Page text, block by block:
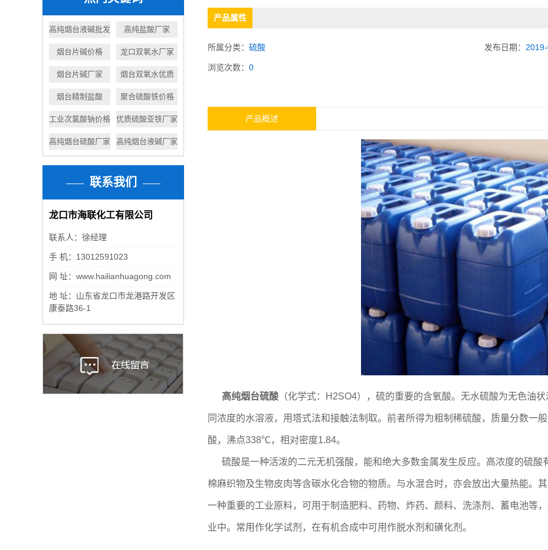
高纯烟台液碱批发 高纯盐酸厂家
烟台片碱价格 龙口双氧水厂家
烟台片碱厂家 烟台双氧水优质
烟台精制盐酸 聚合硫酸铁价格
工业次氯酸钠价格 优质硫酸亚铁厂家
高纯烟台硫酸厂家 高纯烟台液碱厂家
联系我们
龙口市海联化工有限公司
联系人：徐经理
手 机：13012591023
网 址：www.hailianhuagong.com
地 址：山东省龙口市龙港路开发区
康泰路36-1
产品属性
所属分类：硫酸 发布日期：
浏览次数：0
产品概述
高纯烟台硫酸 （化学式：H2SO4），硫的重要的含氧酸。无水硫酸为无色油
同浓度的水溶液，用塔式法和接触法制取。前者所得为粗制稀硫酸，质量分数一
酸，沸点338℃，相对密度1.84。
硫酸是一种活泼的二元无机强酸，能和绝大多数金属发生反应。高浓度的硫酸
棉麻织物及生物皮肉等含碳水化合物的物质。与水混合时，亦会放出大量热能。
一种重要的工业原料，可用于制造肥料、药物、炸药、颜料、洗涤剂、蓄电池等
业中。常用作化学试剂，在有机合成中可用作脱水剂和磺化剂。